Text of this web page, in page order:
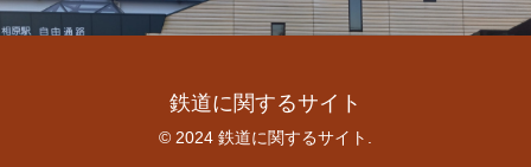
鉄道に関するサイト
© 2024 鉄道に関するサイト.